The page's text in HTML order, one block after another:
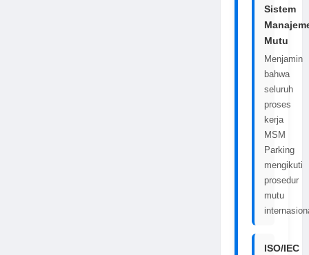
Sistem
Mutu
Menjamin
bahwa
seluruh
proses
kerja
MSM
Parking
mengikuti
prosedur
mutu
ISO/IEC